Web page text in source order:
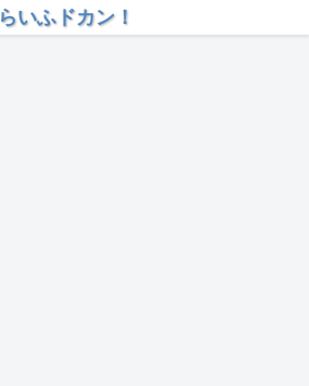
らいふドカン！